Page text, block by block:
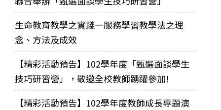
生命教育教學之實踐—服務學習教學法之理
念、方法及成效
【精彩活動預告】102學年度「甄選面談學生
技巧研習營」，敬邀全校教師踴躍參加!
【精彩活動預告】102學年度教師成長專題演